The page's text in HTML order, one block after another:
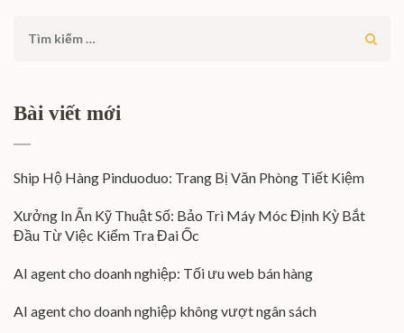
Tìm
Bài viết mới
Ship Hộ Hàng Pinduoduo: Trang Bị Văn Phòng Tiết Kiệm
Xưởng In Ấn Kỹ Thuật Số: Bảo Trì Máy Móc Định Kỳ Bắt
Đầu Từ Việc Kiểm Tra Đai Ốc
AI agent cho doanh nghiệp: Tối ưu web bán hàng
AI agent cho doanh nghiệp không vượt ngân sách